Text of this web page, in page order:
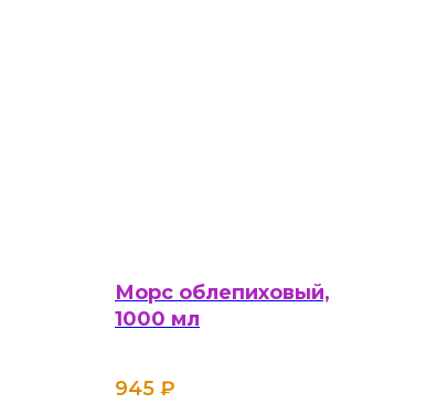
Морс облепиховый,
1000 мл
945 ₽